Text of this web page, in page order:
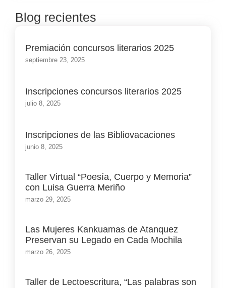
Blog recientes
Premiación concursos literarios 2025
septiembre 23, 2025
Inscripciones concursos literarios 2025
julio 8, 2025
Inscripciones de las Bibliovacaciones
junio 8, 2025
Taller Virtual “Poesía, Cuerpo y Memoria”
con Luisa Guerra Meriño
marzo 29, 2025
Las Mujeres Kankuamas de Atanquez
Preservan su Legado en Cada Mochila
marzo 26, 2025
Taller de Lectoescritura, “Las palabras son